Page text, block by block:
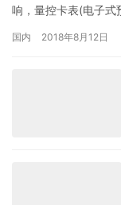
响，量控卡表(电子
国内 2018年8月12日